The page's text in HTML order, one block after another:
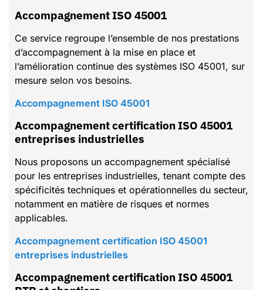
Accompagnement ISO 45001
Ce service regroupe l’ensemble de nos prestations
d’accompagnement à la mise en place et
l’amélioration continue des systèmes ISO 45001, sur
mesure selon vos besoins.
Accompagnement ISO 45001
Accompagnement certification ISO 45001
entreprises industrielles
Nous proposons un accompagnement spécialisé
pour les entreprises industrielles, tenant compte des
spécificités techniques et opérationnelles du secteur,
notamment en matière de risques et normes
applicables.
Accompagnement certification ISO 45001
entreprises industrielles
Accompagnement certification ISO 45001